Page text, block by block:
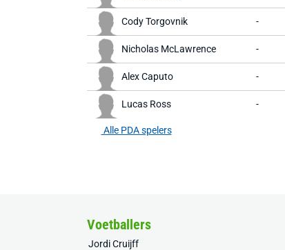
Cody Torgovnik -
Nicholas McLawrence -
Alex Caputo -
Lucas Ross -
Alle PDA spelers
Voetballers
Jordi Cruijff